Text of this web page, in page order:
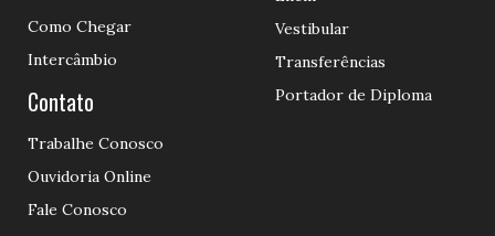
Como Chegar
Intercâmbio
Contato
Trabalhe Conosco
Ouvidoria Online
Fale Conosco
Vestibular
Transferências
Portador de Diploma